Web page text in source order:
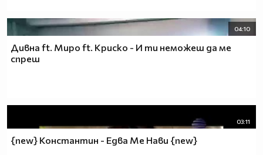
04:10
Дивна ft. Миро ft. Криско - И ти неможеш да ме
спреш
03:11
{new} Константин - Едва Ме Нави {new}